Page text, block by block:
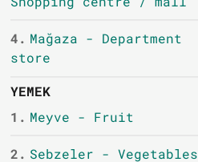
4. Mağaza - Department
store
YEMEK
1. Meyve - Fruit
2. Sebzeler - Vegetables